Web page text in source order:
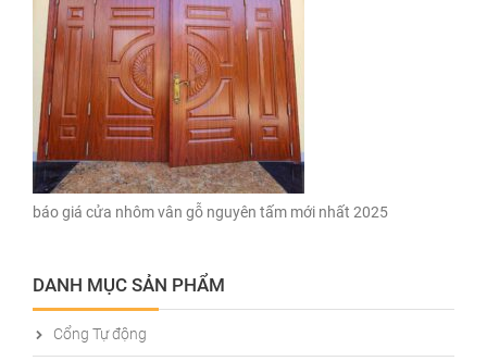
báo giá cửa nhôm vân gỗ nguyên tấm mới nhất 2025
DANH MỤC SẢN PHẨM
Cổng Tự động